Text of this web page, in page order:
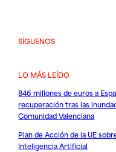
SÍGUENOS
LO MÁS LEÍDO
846 millones de euros a
recuperación tras las
Comunidad Valenciana
Plan de Acción de la UE
Inteligencia Artificial